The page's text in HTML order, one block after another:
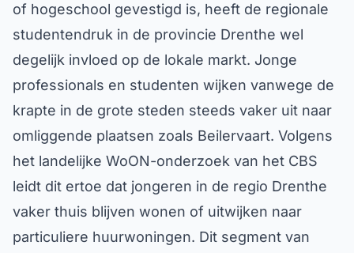
of hogeschool gevestigd is, heeft de regionale
studentendruk in de provincie Drenthe wel
degelijk invloed op de lokale markt. Jonge
professionals en studenten wijken vanwege de
krapte in de grote steden steeds vaker uit naar
omliggende plaatsen zoals Beilervaart. Volgens
het landelijke WoON-onderzoek van het CBS
leidt dit ertoe dat jongeren in de regio Drenthe
vaker thuis blijven wonen of uitwijken naar
particuliere huurwoningen. Dit segment van